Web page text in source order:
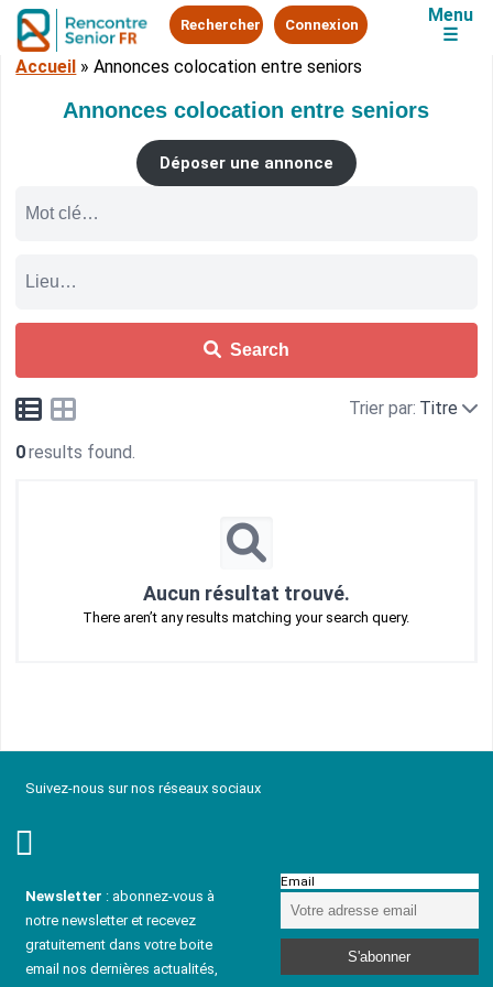
Rechercher Connexion
Menu
☰
Accueil »Annonces colocation entre seniors
Annonces colocation entre seniors
Déposer une annonce
Search
Trier par: Titre
0results found.
Aucun résultat trouvé.
There aren’t any results matching your search query.
Suivez-nous sur nos réseaux sociaux
Newsletter : abonnez-vous à
notre newsletter et recevez
gratuitement dans votre boite
email nos dernières actualités,
Email